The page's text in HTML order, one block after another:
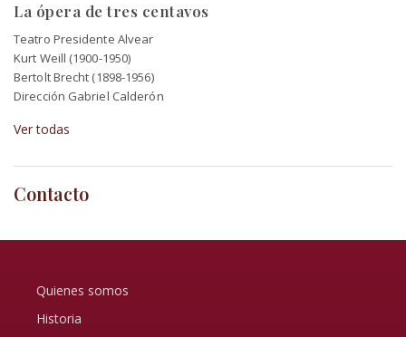
La ópera de tres centavos
Teatro Presidente Alvear
Kurt Weill (1900-1950)
Bertolt Brecht (1898-1956)
Dirección Gabriel Calderón
Ver todas
Contacto
Quienes somos
Historia